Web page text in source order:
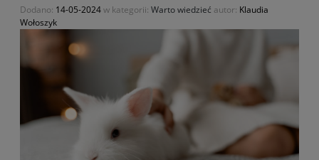
Dodano: 14-05-2024w kategorii: Warto wiedzieć autor: Klaudia
Wołoszyk